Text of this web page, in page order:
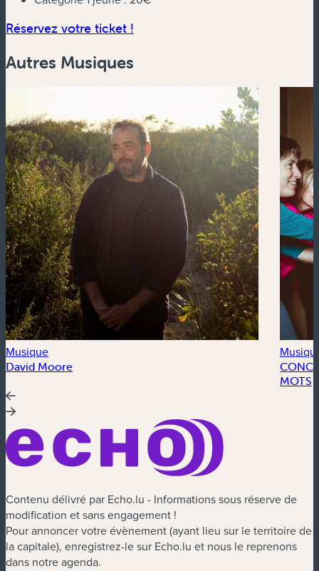
Réservez votre ticket !
Autres Musiques
Musique
David Moore
MOTS
Contenu délivré par Echo.lu - Informations sous réserve de
modification et sans engagement !
Pour annoncer votre évènement (ayant lieu sur le territoire de
la capitale), enregistrez-le sur Echo.lu et nous le reprenons
dans notre agenda.